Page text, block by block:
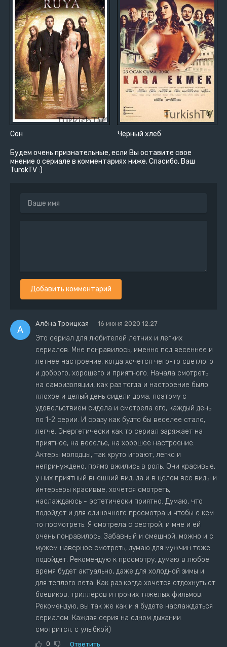
Сон Черный хлеб
Будем очень признательные, если Вы оставите свое
мнение о сериале в комментариях ниже. Спасибо, Ваш
TurokTV :)
Добавить комментарий
А
Алёна Троицкая 16 июня 2020 12:27
Это сериал для любителей летних и легких
сериалов. Мне понравилось, именно под весеннее и
летнее настроение, когда хочется чего-то светлого
и доброго, хорошего и приятного. Начала смотреть
на самоизоляции, как раз тогда и настроение было
плохое и целый день сидели дома, поэтому с
удовольствием сидела и смотрела его, каждый день
по 1-2 серии. И сразу как будто бы веселее стало,
легче. Энергетически как то сериал заряжает на
приятное, на веселье, на хорошее настроение.
Актеры молодцы, так круто играют, легко и
непринуждено, прямо вжились в роль. Они красивые,
у них приятный внешний вид, да и в целом все виды и
интерьеры красивые, хочется смотреть,
наслаждаюсь - эстетически приятно. Думаю, что
подойдет и для одиночного просмотра и чтобы с кем
то посмотреть. Я смотрела с сестрой, и мне и ей
очень понравилось. Забавный и смешной, можно и с
мужем наверное смотреть, думаю для мужчин тоже
подойдет. Рекомендую к просмотру, думаю в любое
время будет актуально, даже для холодной зимы и
для теплого лета. Как раз когда хочется отдохнуть от
боевиков, триллеров и прочих тяжелых фильмов.
Рекомендую, вы так же как и я будете наслаждаться
сериалом. Каждая серия на одном дыхании
смотрится, с улыбкой)
0 Ответить